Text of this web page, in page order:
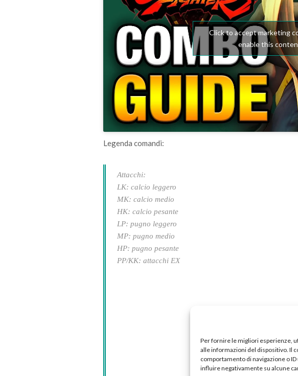
Per fornire le migliori esperienze,
alle informazioni del dispositivo. Il
comportamento di navigazione o
influire negativamente su alcune
Click to accept marketing
enable this
Legenda comandi:
Attacchi:
LK: calcio leggero
MK: calcio medio
HK: calcio pesante
LP: pugno leggero
MP: pugno medio
HP: pugno pesante
PP/KK: attacchi EX